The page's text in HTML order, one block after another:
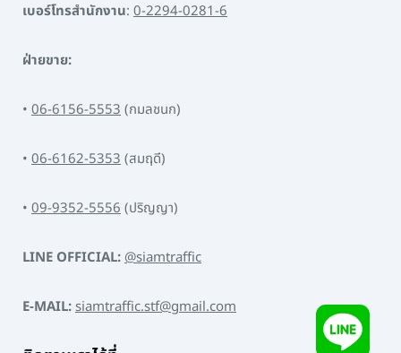
เบอร์โทรสำนักงาน: 0-2294-0281-6
ฝ่ายขาย:
• 06-6156-5553(กมลชนก)
• 06-6162-5353(สมฤดี)
• 09-9352-5556(ปริญญา)
LINE OFFICIAL:@siamtraffic
E-MAIL:siamtraffic.stf@gmail.com